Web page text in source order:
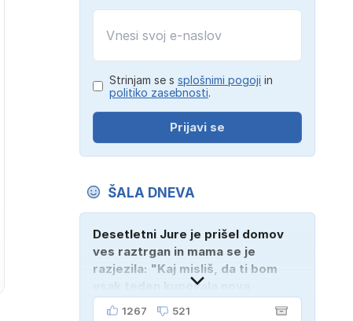
Strinjam se s splošnimi pogoji in
politiko zasebnosti.
Prijavi se
ŠALA DNEVA
Desetletni Jure je prišel domov
ves raztrgan in mama se je
razjezila: "Kaj misliš, da ti bom
vsak teden kupovala nova
oblačila?" "Bodi vesela, da je
1267 521